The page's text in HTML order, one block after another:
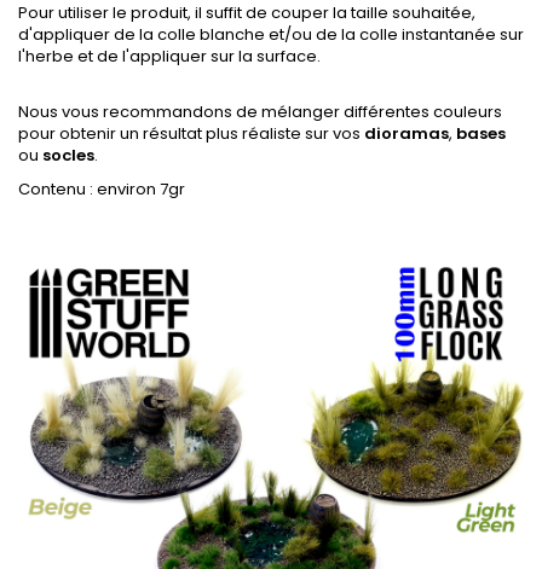
Pour utiliser le produit, il suffit de couper la taille souhaitée,
d'appliquer de la colle blanche et/ou de la colle instantanée sur
l'herbe et de l'appliquer sur la surface.
Nous vous recommandons de mélanger différentes couleurs
pour obtenir un résultat plus réaliste sur vos dioramas, bases
ou socles.
Contenu : environ 7gr